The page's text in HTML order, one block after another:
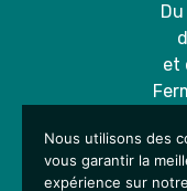
et
Nous utilisons des
vous garantir la
expérience sur